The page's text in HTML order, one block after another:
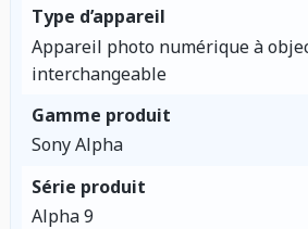
Type d’appareil
Appareil photo numérique à
interchangeable
Gamme produit
Sony Alpha
Série produit
Alpha 9